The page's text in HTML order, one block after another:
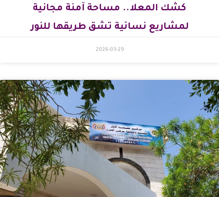
كشك المعلا.. مساحة آمنة مجانية
لمشاريع نسائية تشق طريقها للنور
2026-03-29